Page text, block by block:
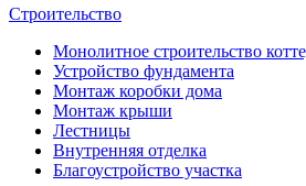
Строительство
Монолитное строительство
Устройство фундамента
Монтаж коробки дома
Монтаж крыши
Лестницы
Внутренняя отделка
Благоустройство участка